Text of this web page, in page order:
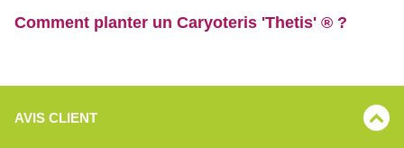
Comment planter un Caryoteris 'Thetis' ® ?
AVIS CLIENT